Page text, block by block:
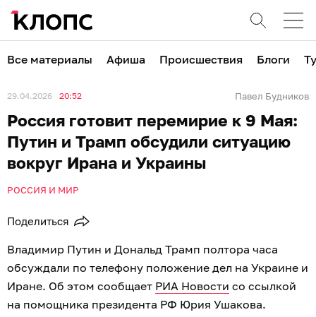
Все материалы Афиша Происшествия Блоги
29.04.2026 20:52 Павел Будников
Россия готовит перемирие к 9 Мая:
Путин и Трамп обсудили ситуацию
вокруг Ирана и Украины
РОССИЯ И МИР
Поделиться
Владимир Путин и Дональд Трамп полтора часа
обсуждали по телефону положение дел на Украине и
Иране. Об этом сообщает РИА Новости со ссылкой
на помощника президента РФ Юрия Ушакова.